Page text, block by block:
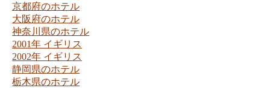
京都府のホテル
大阪府のホテル
神奈川県のホテル
2001年 イギリス
2002年 イギリス
静岡県のホテル
栃木県のホテル